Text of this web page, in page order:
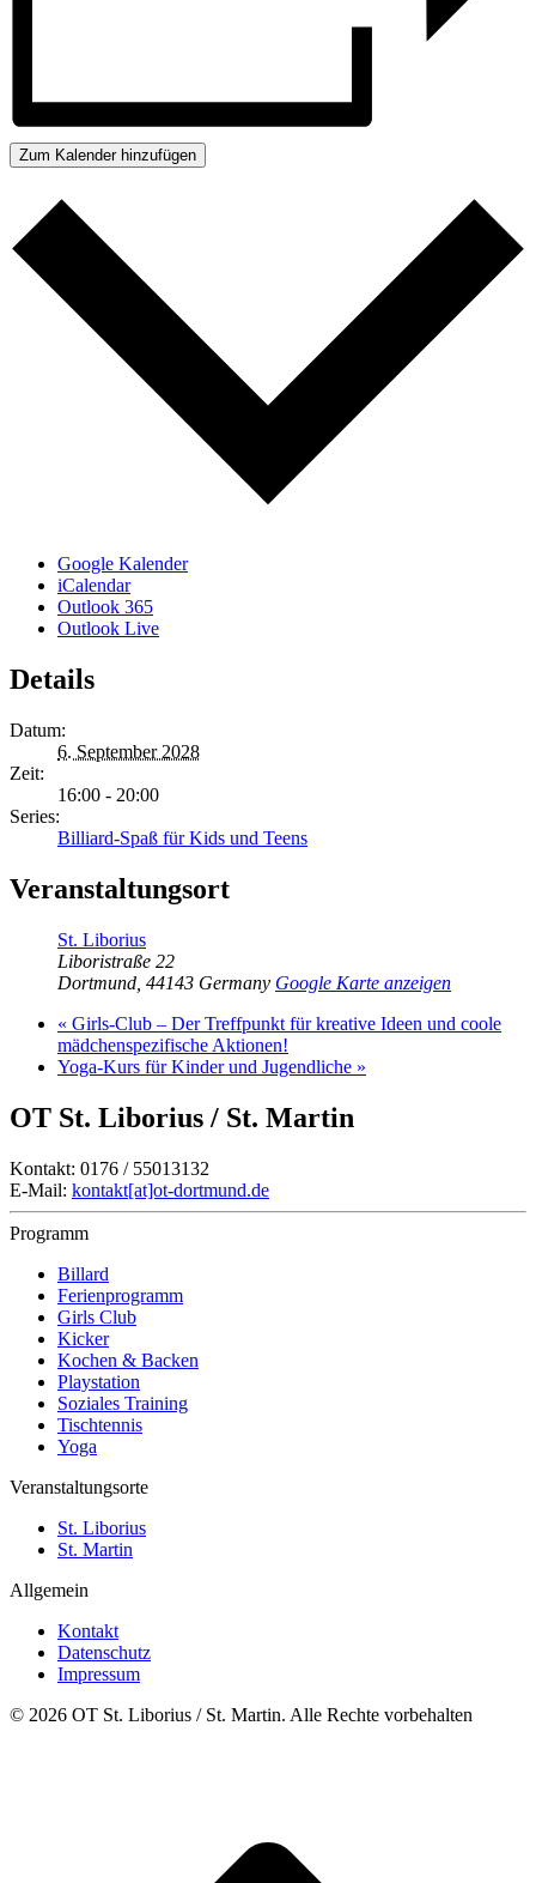
Zum Kalender hinzufügen
Google Kalender
iCalendar
Outlook 365
Outlook Live
Details
Datum:
6. September 2028
Zeit:
16:00 - 20:00
Series:
Billiard-Spaß für Kids und Teens
Veranstaltungsort
St. Liborius
Liboristraße 22
Dortmund 44143 Germany Google Karte anzeigen
« Girls-Club – Der Treffpunkt für kreative Ideen und coole
mädchenspezifische Aktionen!
Yoga-Kurs für Kinder und Jugendliche »
OT St. Liborius / St. Martin
Kontakt: 0176 / 55013132
E-Mail: kontakt[at]ot-dortmund.de
Programm
Billard
Ferienprogramm
Girls Club
Kicker
Kochen & Backen
Playstation
Soziales Training
Tischtennis
Yoga
Veranstaltungsorte
St. Liborius
St. Martin
Allgemein
Kontakt
Datenschutz
Impressum
© 2026 OT St. Liborius / St. Martin. Alle Rechte vorbehalten